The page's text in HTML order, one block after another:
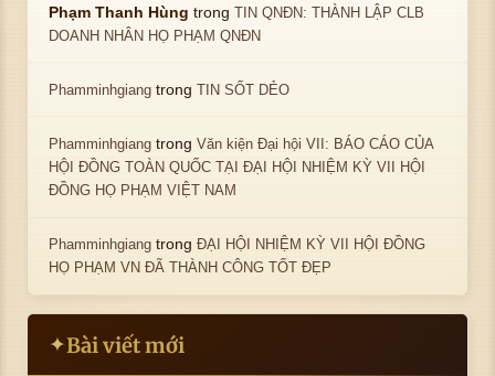
Phạm Thanh Hùng trongTIN QNĐN: THÀNH LẬP CLB
DOANH NHÂN HỌ PHẠM QNĐN
Phamminhgiang trongTIN SỐT DẺO
Phamminhgiang trongVăn kiện Đại hội VII: BÁO CÁO CỦA
HỘI ĐỒNG TOÀN QUỐC TẠI ĐẠI HỘI NHIỆM KỲ VII HỘI
ĐỒNG HỌ PHẠM VIỆT NAM
Phamminhgiang trongĐẠI HỘI NHIỆM KỲ VII HỘI ĐỒNG
HỌ PHẠM VN ĐÃ THÀNH CÔNG TỐT ĐẸP
✦Bài viết mới